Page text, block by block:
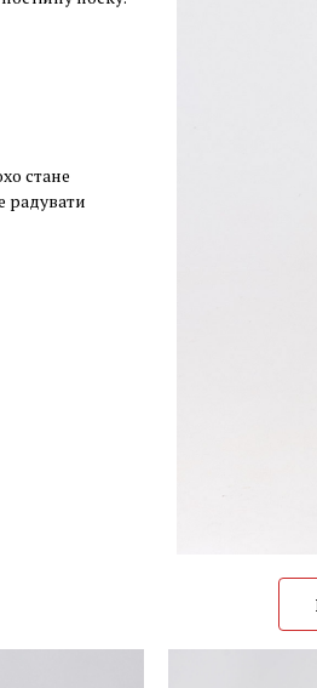
стане
радувати